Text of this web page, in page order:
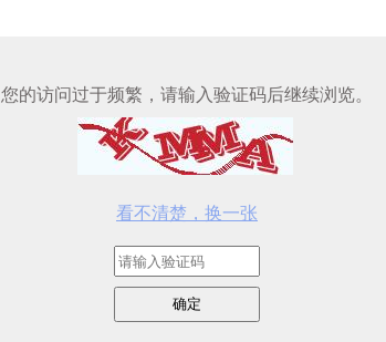
您的访问过于频繁，请输入验证码后继续浏览。
看不清楚，换一张